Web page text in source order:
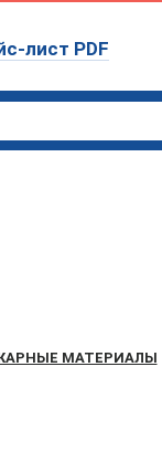
лист PDF
МАТЕРИАЛЫ